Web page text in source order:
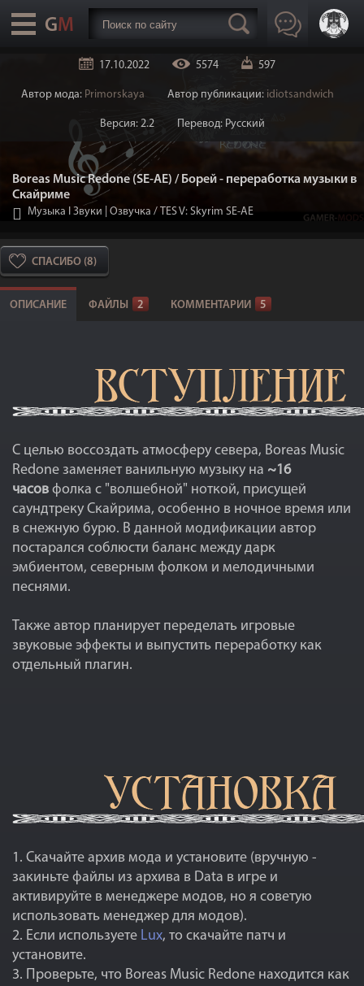
17.10.2022 5574 597
Автор мода: Primorskaya Автор публикации: idiotsandwich
Версия: 2.2 Перевод: Русский
Boreas Music Redone (SE-АЕ) / Борей - переработка музыки в
Скайриме
Музыка I Звуки | Озвучка / TES V: Skyrim SE-AE
СПАСИБО (8)
ОПИСАНИЕ ФАЙЛЫ 2 КОММЕНТАРИИ 5
С целью воссоздать атмосферу севера, Boreas Music
Redone заменяет ванильную музыку на ~16
часов фолка с "волшебной" ноткой, присущей
саундтреку Скайрима, особенно в ночное время или
в снежную бурю. В данной модификации автор
постарался соблюсти баланс между дарк
эмбиентом, северным фолком и мелодичными
песнями.
Также автор планирует переделать игровые
звуковые эффекты и выпустить переработку как
отдельный плагин.
1. Скачайте архив мода и установите (вручную -
закиньте файлы из архива в Data в игре и
активируйте в менеджере модов, но я советую
использовать менеджер для модов).
2. Если используете Lux, то скачайте патч и
установите.
3. Проверьте, что Boreas Music Redone находится как